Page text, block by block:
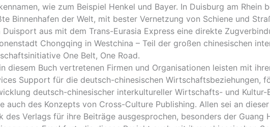
wie zum Beispiel Henkel und Bayer. In Duisburg am Rhein
Binnenhafen der Welt, mit bester Vernetzung von Schiene und
Duisport aus mit dem Trans-Eurasia Express eine direkte
Chongqing in Westchina – Teil der großen chinesischen
One Belt, One Road.
diesem Buch vertretenen Firmen und Organisationen leisten mit
Support für die deutsch-chinesischen Wirtschaftsbeziehungen,
deutsch-chinesischer interkultureller Wirtschafts- und Kultur-
auch des Konzepts von Cross-Culture Publishing. Allen sei an
des Verlags für ihre Beiträge ausgesprochen, besonders der Guang